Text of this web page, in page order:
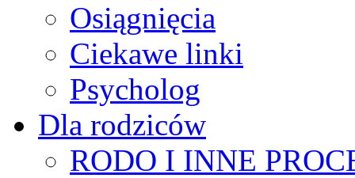
Osiągnięcia
Ciekawe linki
Psycholog
Dla rodziców
RODO I INNE